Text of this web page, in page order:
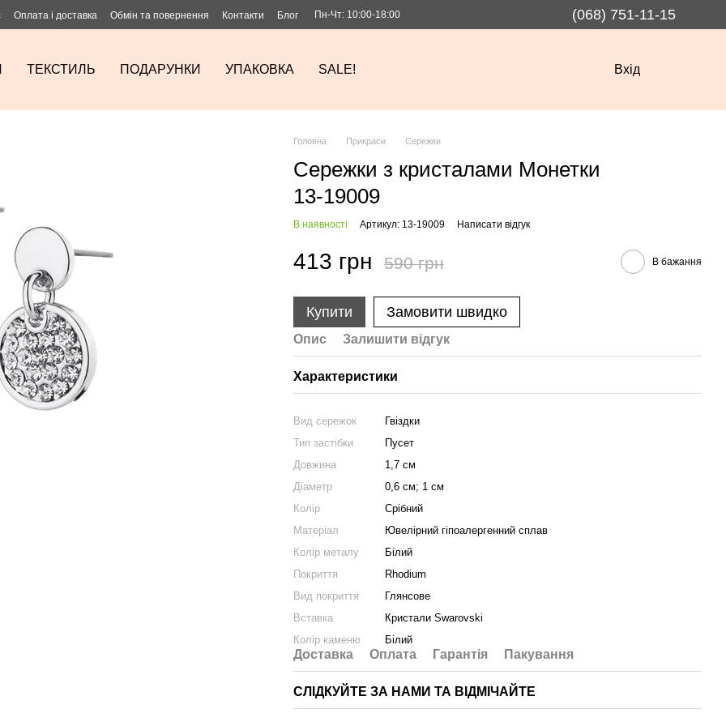
Оплата і доставка Обмін та повернення Контакти Блог Пн-Чт: 10:00-18:00 (068) 751-11-15
ТЕКСТИЛЬ ПОДАРУНКИ УПАКОВКА SALE! Вхід
Головна Прикраси Сережки
Сережки з кристалами Монетки
13-19009
В наявності Артикул: 13-19009 Написати відгук
413 грн 590 грн В бажання
Купити Замовити швидко
Опис Залишити вiдгук
Характеристики
Вид сережок
Гвіздки
Тип застібки
Пусет
Довжина
1,7 см
Діаметр
0,6 см; 1 см
Колір
Срібний
Матеріал
Ювелірний гіпоалергенний сплав
Колір металу
Білий
Покриття
Rhodium
Вид покриття
Глянсове
Вставка
Кристали Swarovski
Колір каменю
Білий
Доставка Оплата Гарантія Пакування
СЛІДКУЙТЕ ЗА НАМИ ТА ВІДМІЧАЙТЕ